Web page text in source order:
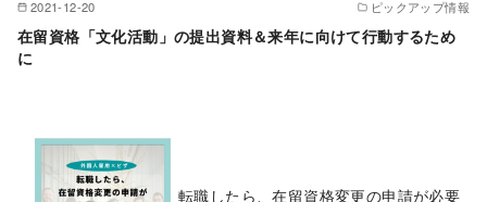
2021-12-20 ピックアップ情報
在留資格「文化活動」の提出資料＆来年に向けて行動するため
に
転職したら、在留資格変更の申請が必要